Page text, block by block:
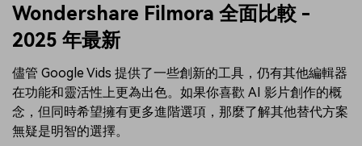
Wondershare Filmora 全面比較 -
2025 年最新
儘管 Google Vids 提供了一些創新的工具，仍有其他編輯器
在功能和靈活性上更為出色。如果你喜歡 AI 影片創作的概
念，但同時希望擁有更多進階選項，那麼了解其他替代方案
無疑是明智的選擇。